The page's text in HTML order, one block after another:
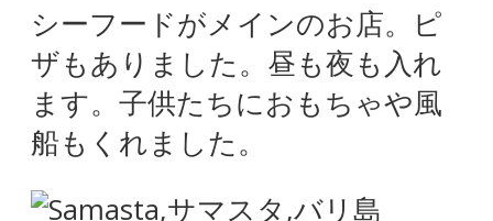
シーフードがメインのお店。ピ
ザもありました。昼も夜も入れ
ます。子供たちにおもちゃや風
船もくれました。